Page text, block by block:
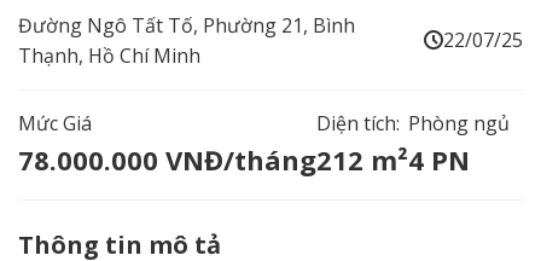
Đường Ngô Tất Tố, Phường 21, Bình
Thạnh, Hồ Chí Minh
22/07/25
Mức Giá
78.000.000 VNĐ/tháng
Diện tích:
212 m²
Phòng ngủ
4 PN
Thông tin mô tả